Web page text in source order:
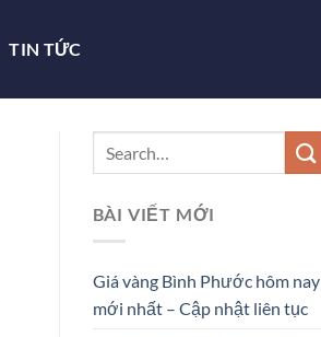
TIN TỨC
BÀI VIẾT MỚI
Giá vàng Bình Phước hôm nay
mới nhất – Cập nhật liên tục